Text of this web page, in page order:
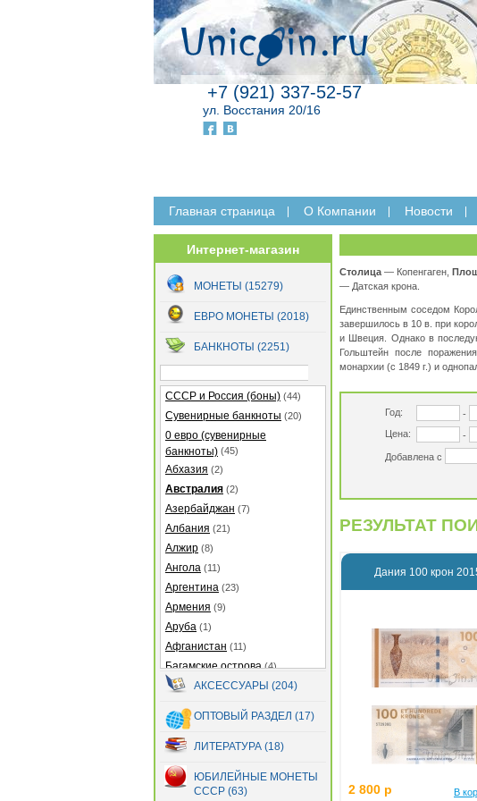
+7 (921) 337-52-57
ул. Восстания 20/16
Главная страница O Компании Новости
Интернет-магазин
МОНЕТЫ (15279)
ЕВРО МОНЕТЫ (2018)
БАНКНОТЫ (2251)
СССР и Россия (боны) (44)
Сувенирные банкноты (20)
0 евро (сувенирные
банкноты) (45)
Абхазия (2)
Австралия (2)
Азербайджан (7)
Албания (21)
Алжир (8)
Ангола (11)
Аргентина (23)
Армения (9)
Аруба (1)
Афганистан (11)
Багамские острова(4)
Бангладеш(27)
Барбадос
Бахрейн
Беларусь(13)
Белиз
Бермуды(2)
АКСЕССУАРЫ (204)
ОПТОВЫЙ РАЗДЕЛ (17)
ЛИТЕРАТУРА (18)
ЮБИЛЕЙНЫЕ МОНЕТЫ
СССР (63)
Столица — Копенгаген,
— Датская крона.
Единственным соседом
завершилось в 10 в. при
и Швеция. Однако в
Гольштейн после
монархии (с 1849 г.) и
Год: -
Цена:
-
Добавлена с
РЕЗУЛЬТАТ
Дания 100 крон
2 800 р В